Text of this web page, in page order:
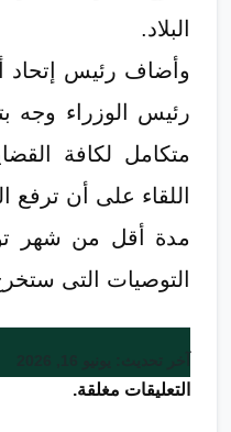
البلاد.
وأضاف رئيس إتحاد
رئيس الوزراء وجه
متكامل لكافة
اللقاء على أن ترفع
مدة أقل من شهر
التوصيات التى
التعليقات مغلقة.